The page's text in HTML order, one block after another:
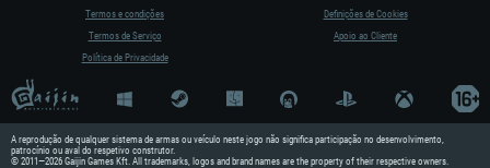
Termos e condições
Termos de Serviço
Política de Privacidade
Definições de Cookies
Apoio ao Cliente
A reprodução de qualquer sistema de armas ou veículo neste jogo não significa participação no desenvolvimento,
patrocínio ou aval do respetivo construtor.
© 2011—2026 Gaijin Games Kft. All trademarks, logos and brand names are the property of their respective owners.